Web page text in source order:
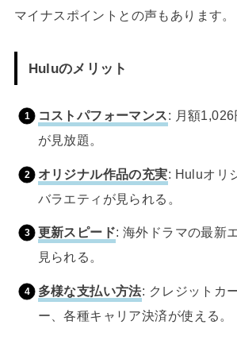
マイナスポイントとの声もあります。
Huluのメリット
コストパフォーマンス: 月額
が見放題。
オリジナル作品の充実: Huluオリ
バラエティが見られる。
更新スピード: 海外ドラマの最新
見られる。
多様な支払い方法: クレジットカ
ー、各種キャリア決済が使える。